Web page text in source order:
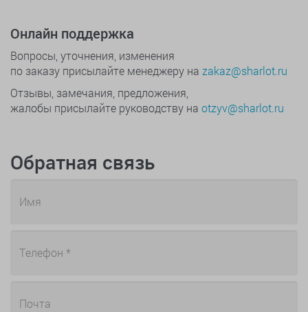
Онлайн поддержка
Вопросы, уточнения, изменения
по заказу присылайте менеджеру на zakaz@sharlot.ru
Отзывы, замечания, предложения,
жалобы присылайте руководству на otzyv@sharlot.ru
Обратная связь